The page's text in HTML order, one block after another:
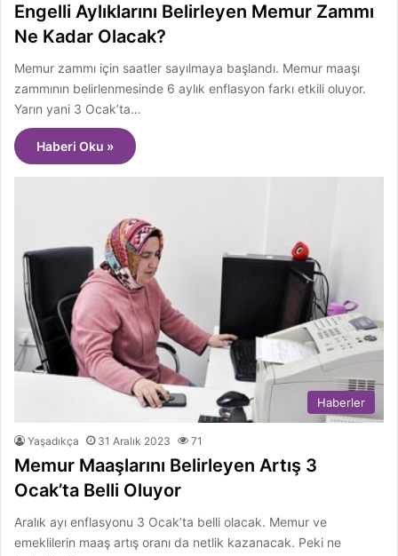
Engelli Aylıklarını Belirleyen Memur Zammı
Ne Kadar Olacak?
Memur zammı için saatler sayılmaya başlandı. Memur maaşı
zammının belirlenmesinde 6 aylık enflasyon farkı etkili oluyor.
Yarın yani 3 Ocak’ta…
Haberi Oku »
Haberler
Yaşadıkça 31 Aralık 2023 71
Memur Maaşlarını Belirleyen Artış 3
Ocak’ta Belli Oluyor
Aralık ayı enflasyonu 3 Ocak’ta belli olacak. Memur ve
emeklilerin maaş artış oranı da netlik kazanacak. Peki ne